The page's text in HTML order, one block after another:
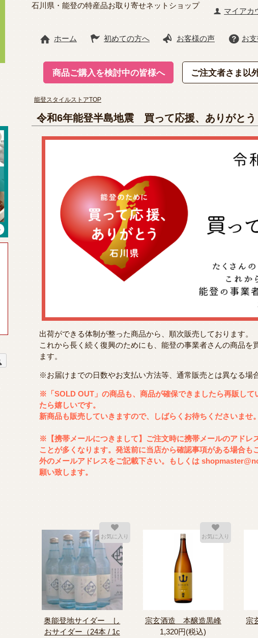
石川県・能登の特産品お取り寄せネットショップ
マイアカ
ホーム 初めての方へ お客様の声 お
商品ご購入を検討中の皆様へ ご注文者さま以
能登スタイルストアTOP
令和6年能登半島地震 買って応援、ありがとう
出荷ができる体制が整った商品から、順次販売しております。
これから長く続く復興のためにも、能登の事業者さんの商品
ます。
※お届けまでの日数やお支払い方法等、通常販売とは異なる場
※「SOLD OUT」の商品も、商品が確保できましたら再販し
たら嬉しいです。
新商品も販売していきますので、しばらくお待ちくださいませ。
※【携帯メールにつきまして】ご注文時に携帯メールのアドレ
ことが多くなります。発送前に当店から確認事項がある場合
外のメールアドレスをご記載下さい。もしくは
願い致します。
奥能登地サイダー し
おサイダー（24本 / 1c
お気に入り
宗玄酒造 本醸造黒峰
1,320円(税込)
お気に入り
宗